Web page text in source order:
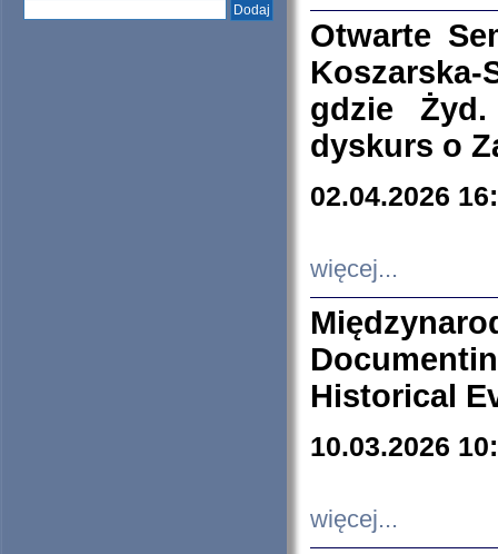
Otwarte
Koszarska-
gdzie
dyskurs o
02.04.2026
więcej...
Historical
10.03.2026
więcej...